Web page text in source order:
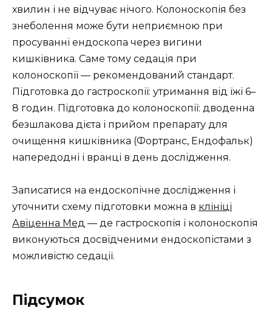
хвилин і не відчуває нічого. Колоноскопія без
знеболення може бути неприємною при
просуванні ендоскопа через вигини
кишківника. Саме тому седація при
колоноскопії — рекомендований стандарт.
Підготовка до гастроскопії: утримання від їжі 6–
8 годин. Підготовка до колоноскопії: дводенна
безшлакова дієта і прийом препарату для
очищення кишківника (Фортранс, Ендофальк)
напередодні і вранці в день дослідження.
Записатися на ендоскопічне дослідження і
уточнити схему підготовки можна в клініці
Авіценна Мед — де гастроскопія і колоноскопія
виконуються досвідченими ендоскопістами з
можливістю седації.
Підсумок